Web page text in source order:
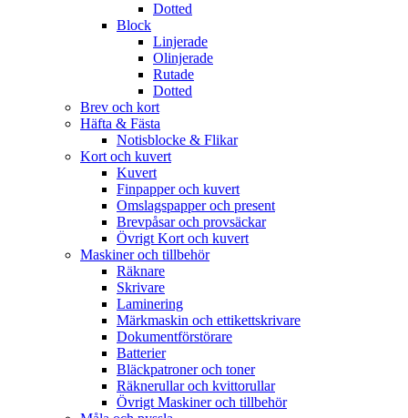
Dotted
Block
Linjerade
Olinjerade
Rutade
Dotted
Brev och kort
Häfta & Fästa
Notisblocke & Flikar
Kort och kuvert
Kuvert
Finpapper och kuvert
Omslagspapper och present
Brevpåsar och provsäckar
Övrigt Kort och kuvert
Maskiner och tillbehör
Räknare
Skrivare
Laminering
Märkmaskin och ettikettskrivare
Dokumentförstörare
Batterier
Bläckpatroner och toner
Räknerullar och kvittorullar
Övrigt Maskiner och tillbehör